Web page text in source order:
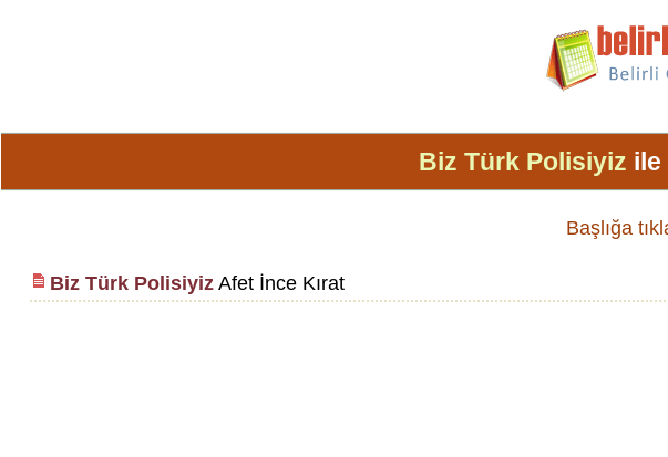
Biz Türk Polisiyiz ile
Başlığa
Biz Türk PolisiyizAfet İnce Kırat